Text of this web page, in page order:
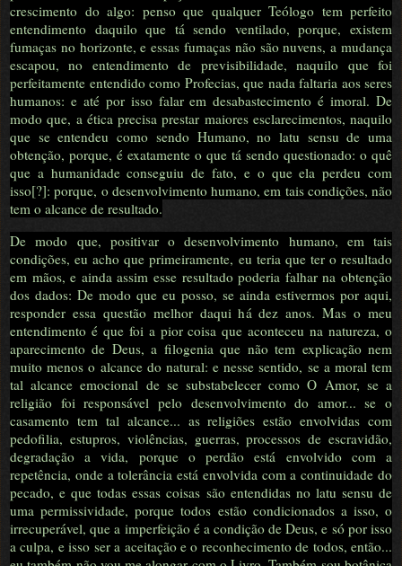
crescimento do algo: penso que qualquer Teólogo tem perfeito
entendimento daquilo que tá sendo ventilado, porque, existem
fumaças no horizonte, e essas fumaças não são nuvens, a mudança
escapou, no entendimento de previsibilidade, naquilo que foi
perfeitamente entendido como Profecias, que nada faltaria aos seres
humanos: e até por isso falar em desabastecimento é imoral. De
modo que, a ética precisa prestar maiores esclarecimentos, naquilo
que se entendeu como sendo Humano, no latu sensu de uma
obtenção, porque, é exatamente o que tá sendo questionado: o quê
que a humanidade conseguiu de fato, e o que ela perdeu com
isso[?]: porque, o desenvolvimento humano, em tais condições, não
tem o alcance de resultado.
De modo que, positivar o desenvolvimento humano, em tais
condições, eu acho que primeiramente, eu teria que ter o resultado
em mãos, e ainda assim esse resultado poderia falhar na obtenção
dos dados: De modo que eu posso, se ainda estivermos por aqui,
responder essa questão melhor daqui há dez anos. Mas o meu
entendimento é que foi a pior coisa que aconteceu na natureza, o
aparecimento de Deus, a filogenia que não tem explicação nem
muito menos o alcance do natural: e nesse sentido, se a moral tem
tal alcance emocional de se substabelecer como O Amor, se a
religião foi responsável pelo desenvolvimento do amor... se o
casamento tem tal alcance... as religiões estão envolvidas com
pedofilia, estupros, violências, guerras, processos de escravidão,
degradação a vida, porque o perdão está envolvido com a
repetência, onde a tolerância está envolvida com a continuidade do
pecado, e que todas essas coisas são entendidas no latu sensu de
uma permissividade, porque todos estão condicionados a isso, o
irrecuperável, que a imperfeição é a condição de Deus, e só por isso
a culpa, e isso ser a aceitação e o reconhecimento de todos, então...